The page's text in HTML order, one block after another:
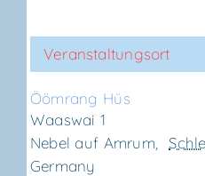
Veranstaltungsort
Ööm­rang Hüs
Waaswai 1
Nebel auf Amrum
Germany